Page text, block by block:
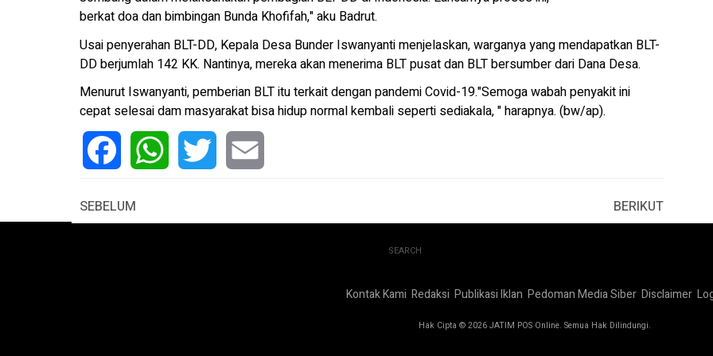
berkat doa dan bimbingan Bunda Khofifah," aku Badrut.
Usai penyerahan BLT-DD, Kepala Desa Bunder Iswanyanti menjelaskan, warganya yang mendapatkan BLT-
DD berjumlah 142 KK. Nantinya, mereka akan menerima BLT pusat dan BLT bersumber dari Dana Desa.
Menurut Iswanyanti, pemberian BLT itu terkait dengan pandemi Covid-19."Semoga wabah penyakit ini
cepat selesai dam masyarakat bisa hidup normal kembali seperti sediakala, " harapnya. (bw/ap).
SEBELUM
BERIKUT
SEARCH
Kontak Kami Redaksi Publikasi Iklan Pedoman Media Siber Disclaimer
Hak Cipta © 2026 JATIM POS Online. Semua Hak Dilindungi.